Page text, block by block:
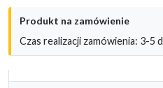
Produkt na zamówienie
Czas realizacji zamówienia: 3-5